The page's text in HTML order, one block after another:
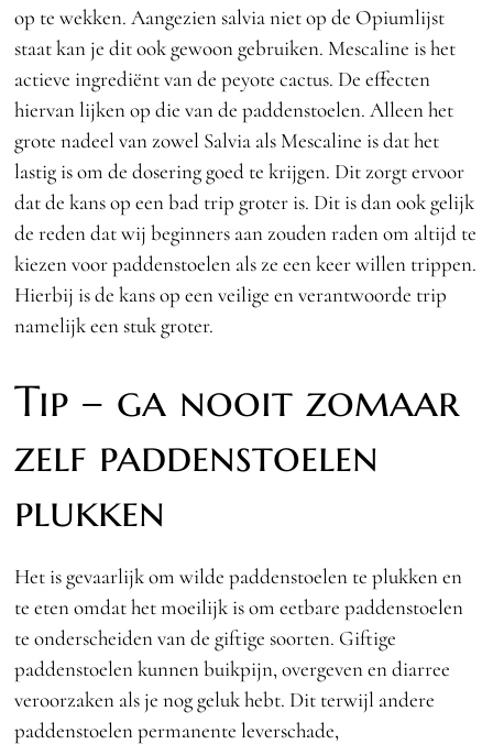
op te wekken. Aangezien salvia niet op de Opiumlijst
staat kan je dit ook gewoon gebruiken. Mescaline is het
actieve ingrediënt van de peyote cactus. De effecten
hiervan lijken op die van de paddenstoelen. Alleen het
grote nadeel van zowel Salvia als Mescaline is dat het
lastig is om de dosering goed te krijgen. Dit zorgt ervoor
dat de kans op een bad trip groter is. Dit is dan ook gelijk
de reden dat wij beginners aan zouden raden om altijd te
kiezen voor paddenstoelen als ze een keer willen trippen.
Hierbij is de kans op een veilige en verantwoorde trip
namelijk een stuk groter.
Tip – ga nooit zomaar
zelf paddenstoelen
plukken
Het is gevaarlijk om wilde paddenstoelen te plukken en
te eten omdat het moeilijk is om eetbare paddenstoelen
te onderscheiden van de giftige soorten. Giftige
paddenstoelen kunnen buikpijn, overgeven en diarree
veroorzaken als je nog geluk hebt. Dit terwijl andere
paddenstoelen permanente leverschade,